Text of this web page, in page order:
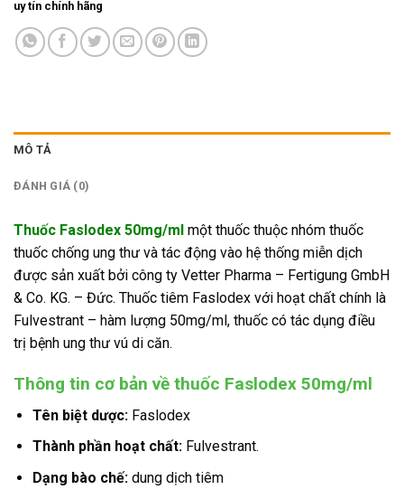
uy tín chính hãng
MÔ TẢ
ĐÁNH GIÁ (0)
Thuốc Faslodex 50mg/ml một thuốc thuộc nhóm thuốc
thuốc chống ung thư và tác động vào hệ thống miễn dịch
được sản xuất bởi công ty Vetter Pharma – Fertigung GmbH
& Co. KG. – Đức. Thuốc tiêm Faslodex với hoạt chất chính là
Fulvestrant – hàm lượng 50mg/ml, thuốc có tác dụng điều
trị bệnh ung thư vú di căn.
Thông tin cơ bản về thuốc Faslodex 50mg/ml
Tên biệt dược:Faslodex
Thành phần hoạt chất: Fulvestrant.
Dạng bào chế:dung dịch tiêm